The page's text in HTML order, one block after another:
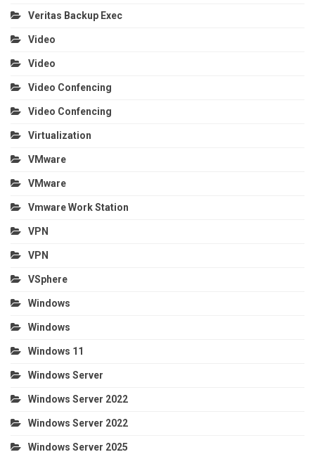
Veritas Backup Exec
Video
Video
Video Confencing
Video Confencing
Virtualization
VMware
VMware
Vmware Work Station
VPN
VPN
VSphere
Windows
Windows
Windows 11
Windows Server
Windows Server 2022
Windows Server 2022
Windows Server 2025